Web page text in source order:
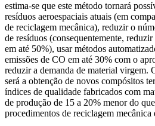
estima-se que este método tornará
resíduos aeroespaciais atuais (em
de reciclagem mecânica), reduzir o
de resíduos (consequentemente,
em até 50%), usar métodos
emissões de CO em até 30% com o
reduzir a demanda de material virgem.
será a obtenção de novos compósitos
índices de qualidade fabricados com
de produção de 15 a 20% menor do
procedimentos de reciclagem mecânica